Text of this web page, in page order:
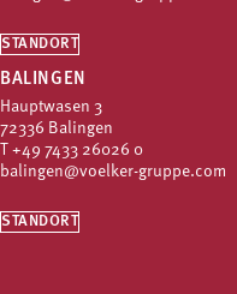
STANDORT
BALINGEN
Hauptwasen 3
72336 Balingen
T +49 7433 26026 0
balingen@voelker-gruppe.com
STANDORT